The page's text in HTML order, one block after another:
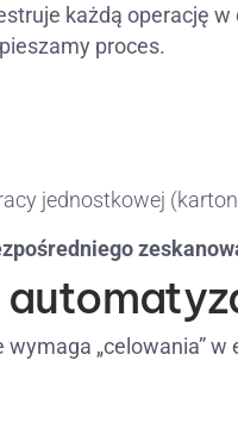
każdą operację
proces.
jednostkowej
wymaga „celowania”